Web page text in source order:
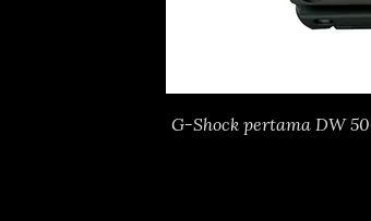
G-Shock pertama DW